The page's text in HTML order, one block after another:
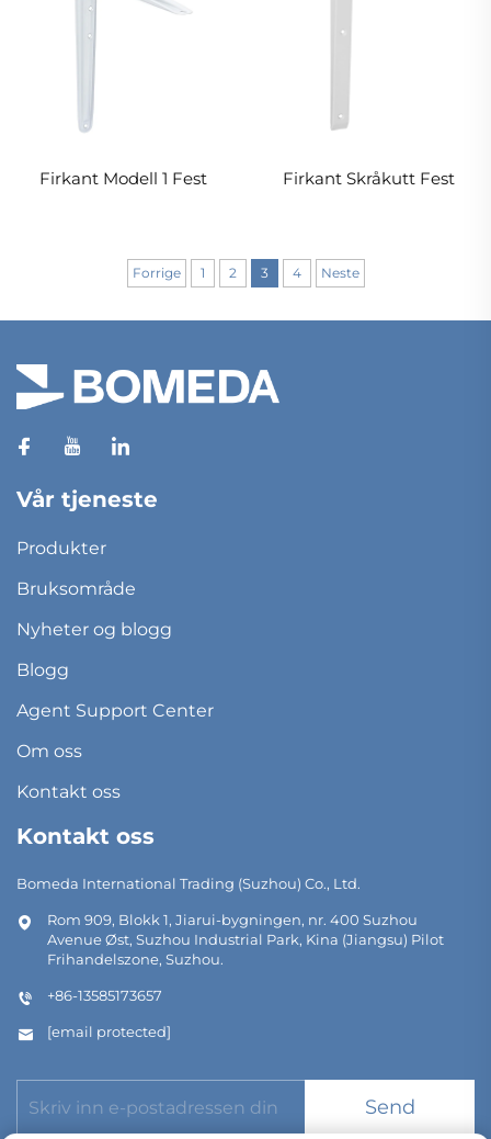
Firkant Modell 1 Fest Firkant Skråkutt Fest
Forrige 1 2 3 4 Neste
Vår tjeneste
Produkter
Bruksområde
Nyheter og blogg
Blogg
Agent Support Center
Om oss
Kontakt oss
Kontakt oss
Bomeda International Trading (Suzhou) Co., Ltd.
Rom 909, Blokk 1, Jiarui-bygningen, nr. 400 Suzhou
Avenue Øst, Suzhou Industrial Park, Kina (Jiangsu) Pilot
Frihandelszone, Suzhou.
+86-13585173657
[email protected]
Send